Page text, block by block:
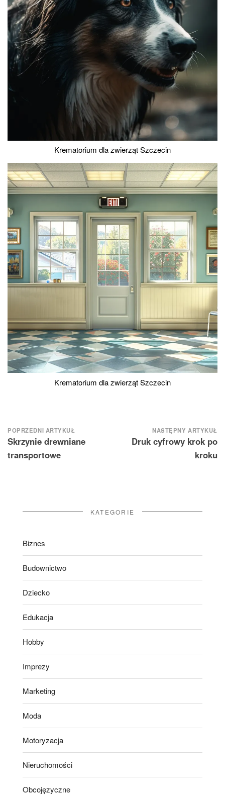
Krematorium dla zwierząt Szczecin
Krematorium dla zwierząt Szczecin
Nawigacja
wpisu
POPRZEDNI ARTYKUŁ
Skrzynie drewniane
transportowe
NASTĘPNY ARTYKUŁ
Druk cyfrowy krok po
kroku
KATEGORIE
Biznes
Budownictwo
Dziecko
Edukacja
Hobby
Imprezy
Marketing
Moda
Motoryzacja
Nieruchomości
Obcojęzyczne